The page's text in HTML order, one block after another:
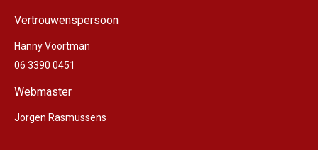
Vertrouwenspersoon
Hanny Voortman
06 3390 0451
Webmaster
Jorgen Rasmussens